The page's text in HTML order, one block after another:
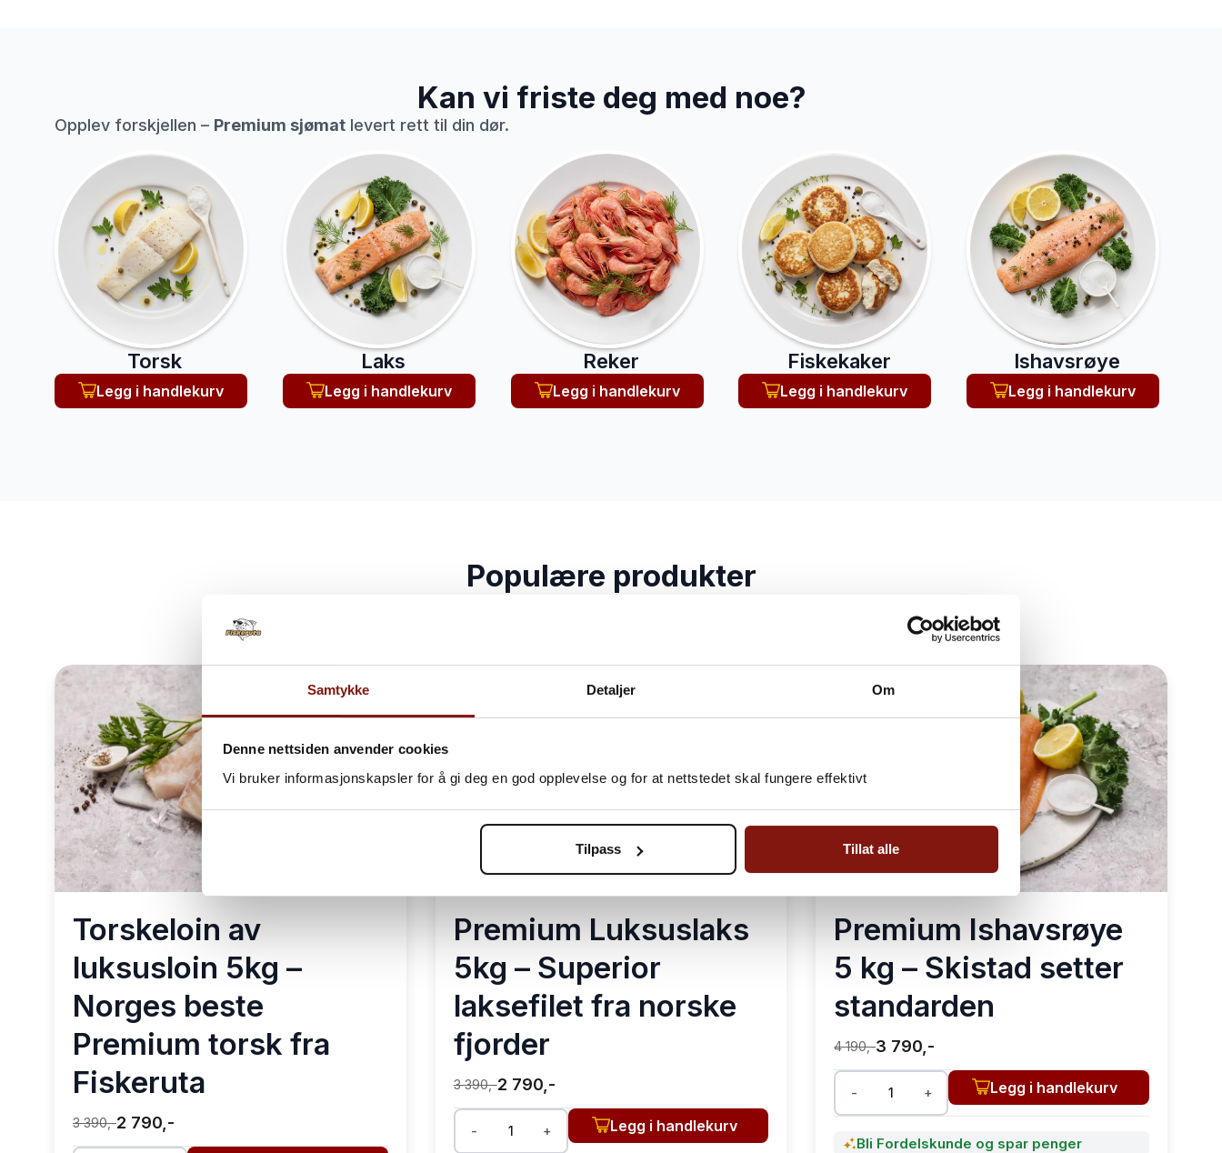
Samtykke Detaljer Om
Denne nettsiden anvender cookies
Vi bruker informasjonskapsler for å gi deg en god opplevelse og for at nettstedet skal fungere effektivt
Tilpass Tillat alle
Kan vi friste deg med noe?
Opplev forskjellen – Premium sjømat levert rett til din dør.
Torsk
Legg i handlekurv
Laks
Legg i handlekurv
Reker
Legg i handlekurv
Fiskekaker
Legg i handlekurv
Ishavsrøye
Legg i handlekurv
Populære produkter
Torskeloin av
luksusloin 5kg –
Norges beste
Premium torsk fra
Fiskeruta
3 390,-2 790,-
Premium Luksuslaks
5kg – Superior
laksefilet fra norske
fjorder
3 390,-2 790,-
- + Legg i handlekurv
Premium Ishavsrøye
5 kg – Skistad setter
standarden
4 190,-3 790,-
- + Legg i handlekurv
Bli Fordelskunde og spar penger